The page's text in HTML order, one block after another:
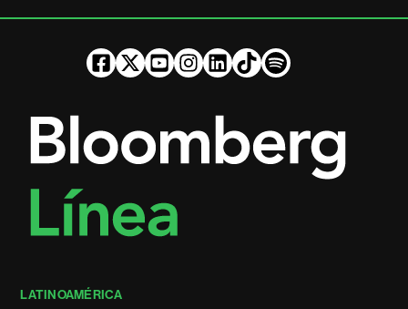
LATINOAMÉRICA